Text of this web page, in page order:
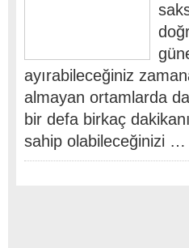
ayırabileceğiniz
almayan ortamlarda
bir defa birkaç
sahip olabileceğinizi …